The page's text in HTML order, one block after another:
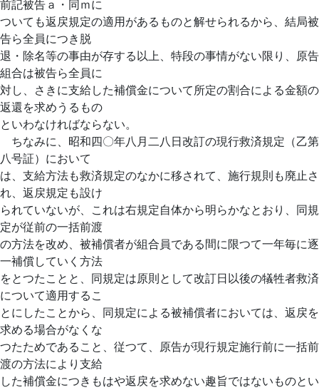
前記被告ａ・同ｍに
ついても返戻規定の適用があるものと解せられるから、結局被
告ら全員につき脱
退・除名等の事由が存する以上、特段の事情がない限り、原告
組合は被告ら全員に
対し、さきに支給した補償金について所定の割合による金額の
返還を求めうるもの
といわなければならない。
ちなみに、昭和四〇年八月二八日改訂の現行救済規定（乙第
八号証）において
は、支給方法も救済規定のなかに移されて、施行規則も廃止さ
れ、返戻規定も設け
られていないが、これは右規定自体から明らかなとおり、同規
定が従前の一括前渡
の方法を改め、被補償者が組合員である間に限つて一年毎に逐
一補償していく方法
をとつたことと、同規定は原則として改訂日以後の犠牲者救済
について適用するこ
とにしたことから、同規定による被補償者においては、返戻を
求める場合がなくな
つたためであること、従つて、原告が現行規定施行前に一括前
渡の方法により支給
した補償金につきもはや返戻を求めない趣旨ではないものとい